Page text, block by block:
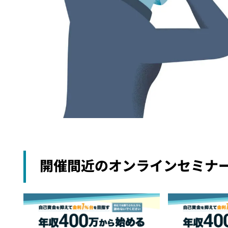
開催間近のオンラインセミナ